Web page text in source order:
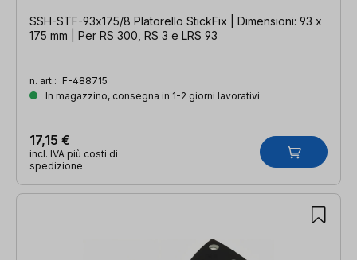
SSH-STF-93x175/8 Platorello StickFix | Dimensioni: 93 x
175 mm | Per RS 300, RS 3 e LRS 93
n. art.: F-488715
In magazzino, consegna in 1-2 giorni lavorativi
17,15 €
incl. IVA più costi di
spedizione